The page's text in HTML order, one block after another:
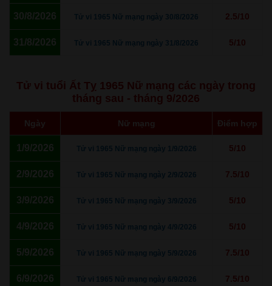
30/8/2026 Tử vi 1965 Nữ mạng ngày 30/8/2026 2.5/10
31/8/2026 Tử vi 1965 Nữ mạng ngày 31/8/2026 5/10
Tử vi tuổi Ất Tỵ 1965 Nữ mạng các ngày trong
tháng sau - tháng 9/2026
Ngày Nữ mạng Điểm hợp
1/9/2026 Tử vi 1965 Nữ mạng ngày 1/9/2026 5/10
2/9/2026 Tử vi 1965 Nữ mạng ngày 2/9/2026 7.5/10
3/9/2026 Tử vi 1965 Nữ mạng ngày 3/9/2026 5/10
4/9/2026 Tử vi 1965 Nữ mạng ngày 4/9/2026 5/10
5/9/2026 Tử vi 1965 Nữ mạng ngày 5/9/2026 7.5/10
6/9/2026 Tử vi 1965 Nữ mạng ngày 6/9/2026 7.5/10